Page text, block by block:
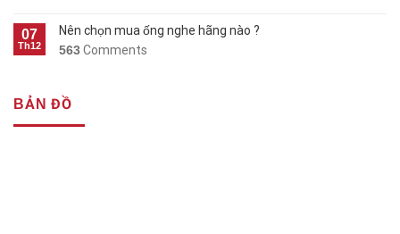
07
Th12
Nên chọn mua ống nghe hãng nào ?
563Comments
BẢN ĐỒ